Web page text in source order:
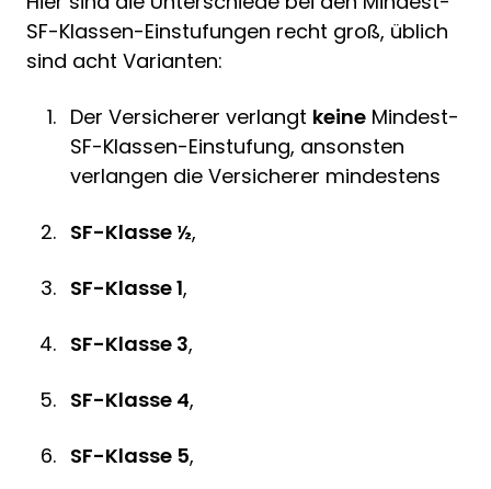
SF-Klassen-Einstufungen recht groß, üblich
sind acht Varianten:
Der Versicherer verlangt keine Mindest-
SF-Klassen-Einstufung, ansonsten
verlangen die Versicherer mindestens
SF-Klasse ½,
SF-Klasse 1,
SF-Klasse 3,
SF-Klasse 4,
SF-Klasse 5,